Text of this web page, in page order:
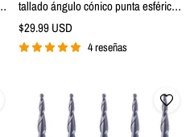
tallado ángulo cónico punta esférica
0,25-1,0 mm radio x 1/8" vástago x 15
mm longitud de corte x 1-1/2" largo 2
Precio
de
$29.99 USD
4 reseñas